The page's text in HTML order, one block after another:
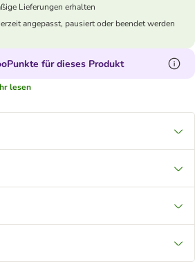
Lieferungen erhalten
angepasst, pausiert oder beendet werden
für dieses Produkt
lesen